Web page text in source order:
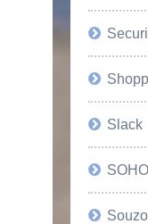
Slack
SOHO